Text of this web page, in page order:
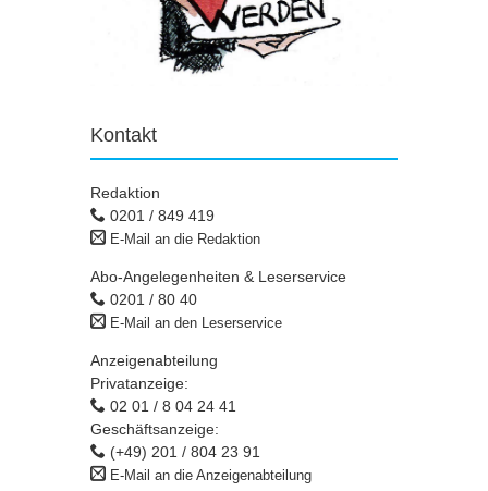
Kontakt
Redaktion
0201 / 849 419
E-Mail an die Redaktion
Abo-Angelegenheiten & Leserservice
0201 / 80 40
E-Mail an den Leserservice
Anzeigenabteilung
Privatanzeige:
02 01 / 8 04 24 41
Geschäftsanzeige:
(+49) 201 / 804 23 91
E-Mail an die Anzeigenabteilung